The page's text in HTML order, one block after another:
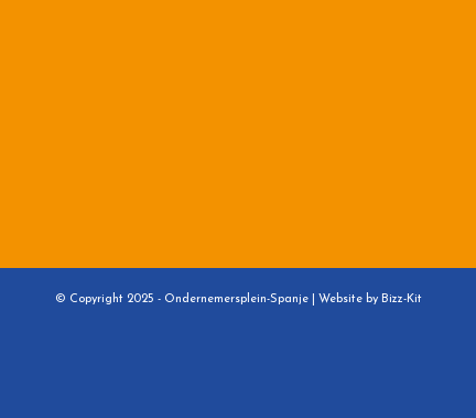
© Copyright 2025 - Ondernemersplein-Spanje | Website by Bizz-Kit